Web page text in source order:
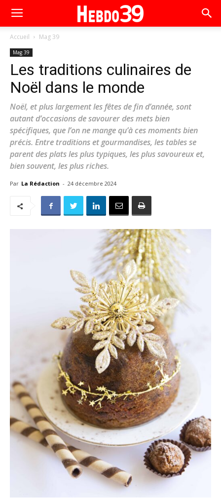
Accueil Mag 39
Mag 39
Les traditions culinaires de
Noël dans le monde
Noël, et plus largement les fêtes de fin d’année, sont
autant d’occasions de savourer des mets bien
spécifiques, que l’on ne mange qu’à ces moments bien
précis. Entre traditions et gourmandises, les tables se
parent des plats les plus typiques, les plus savoureux et,
bien souvent, les plus riches.
Par La Rédaction - 24 décembre 2024